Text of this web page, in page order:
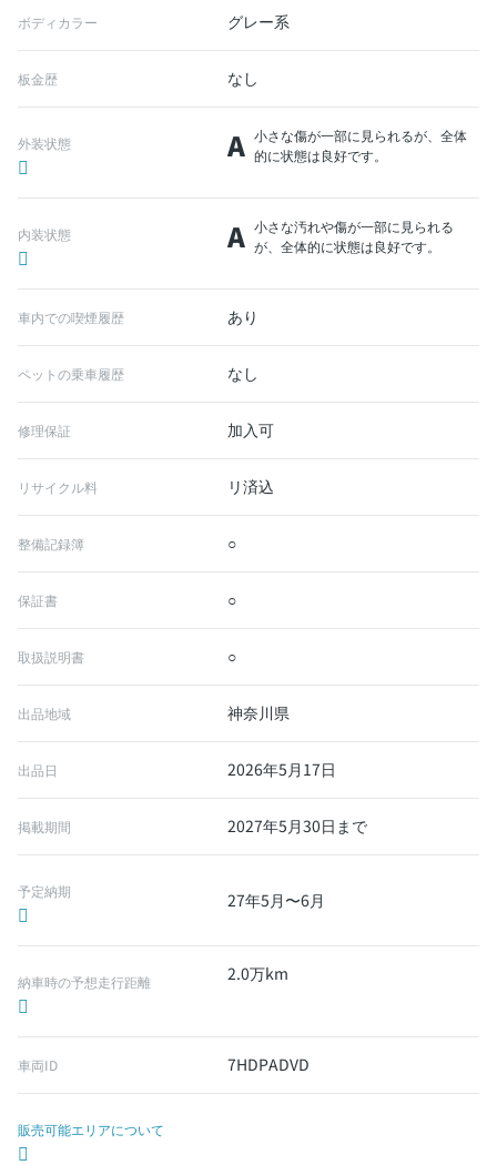
ボディカラー グレー系
板金歴 なし
外装状態 A 小さな傷が一部に見られるが、全体
的に状態は良好です。
内装状態 A 小さな汚れや傷が一部に見られる
が、全体的に状態は良好です。
車内での喫煙履歴 あり
ペットの乗車履歴 なし
修理保証 加入可
リサイクル料 リ済込
整備記録簿 ○
保証書 ○
取扱説明書 ○
出品地域 神奈川県
出品日 2026年5月17日
掲載期間 2027年5月30日まで
予定納期 27年5月〜6月
納車時の予想走行距離 2.0万km
車両ID 7HDPADVD
販売可能エリアについて